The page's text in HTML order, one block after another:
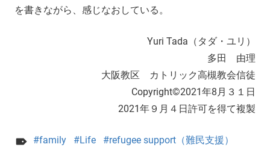
を書きながら、感じなおしている。
Yuri Tada（タダ・ユリ）
多田 由理
大阪教区 カトリック高槻教会信徒
Copyright©2021年8月３１日
2021年９月４日許可を得て複製
family Life refugee support（難民支援）